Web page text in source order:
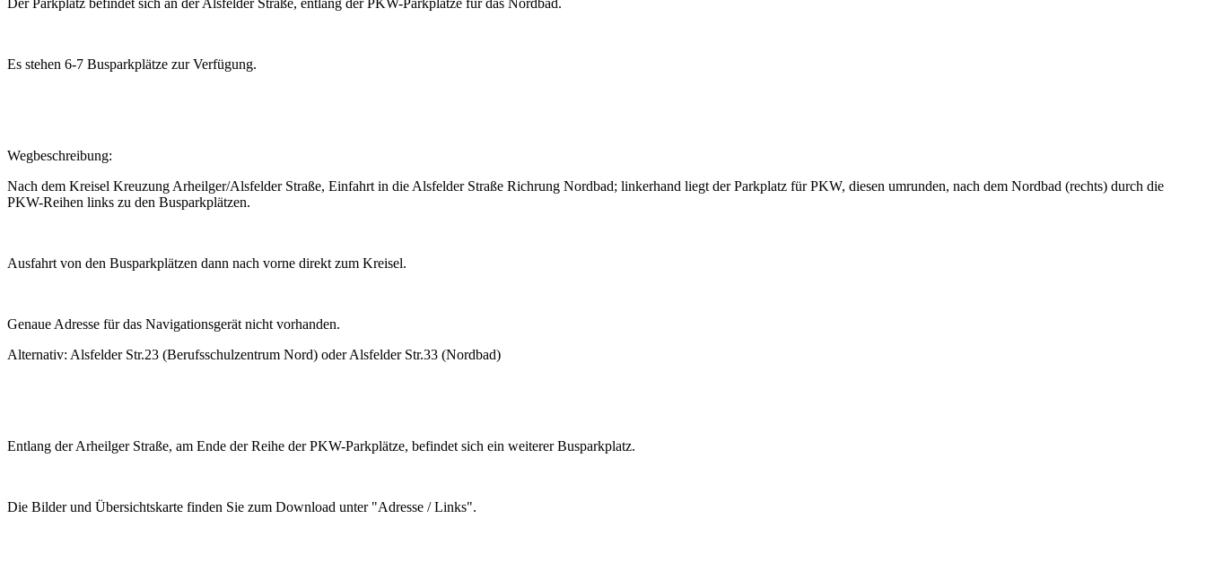
Es stehen 6-7 Busparkplätze zur Verfügung.
Wegbeschreibung:
Nach dem Kreisel Kreuzung Arheilger/Alsfelder Straße, Einfahrt in die Alsfelder Straße Richrung Nordbad; linkerhand liegt der Parkplatz für PKW, diesen umrunden, nach dem Nordbad (rechts) durch die
PKW-Reihen links zu den Busparkplätzen.
Ausfahrt von den Busparkplätzen dann nach vorne direkt zum Kreisel.
Genaue Adresse für das Navigationsgerät nicht vorhanden.
Alternativ: Alsfelder Str.23 (Berufsschulzentrum Nord) oder Alsfelder Str.33 (Nordbad)
Entlang der Arheilger Straße, am Ende der Reihe der PKW-Parkplätze, befindet sich ein weiterer Busparkplatz.
Die Bilder und Übersichtskarte finden Sie zum Download unter "Adresse / Links".